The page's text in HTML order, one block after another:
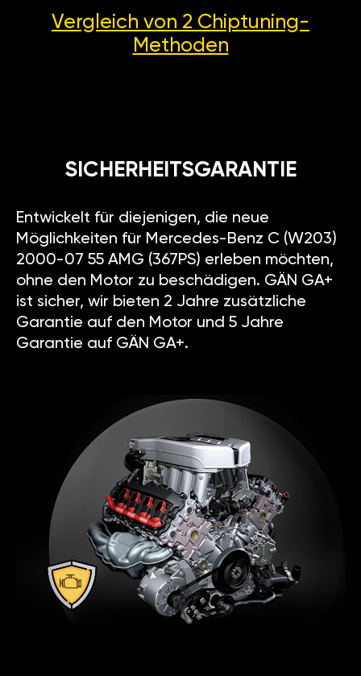
Vergleich von 2 Chiptuning-
Methoden
SICHERHEITSGARANTIE
Entwickelt für diejenigen, die neue
Möglichkeiten für Mercedes-Benz C (W203)
2000-07 55 AMG (367PS) erleben möchten,
ohne den Motor zu beschädigen. GÄN GA+
ist sicher, wir bieten 2 Jahre zusätzliche
Garantie auf den Motor und 5 Jahre
Garantie auf GÄN GA+.